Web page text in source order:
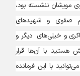
مویشان ننشسته بود،
و شهیدهای
و خیلی‌های دیگر و
با آن‌ها قرار
با این فرمانده